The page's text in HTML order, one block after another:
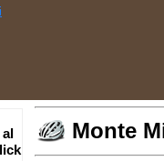
Monte
al